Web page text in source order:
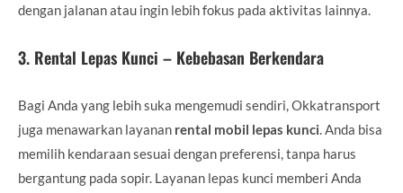
dengan jalanan atau ingin lebih fokus pada aktivitas lainnya.
3. Rental Lepas Kunci – Kebebasan Berkendara
Bagi Anda yang lebih suka mengemudi sendiri, Okkatransport
juga menawarkan layanan rental mobil lepas kunci. Anda bisa
memilih kendaraan sesuai dengan preferensi, tanpa harus
bergantung pada sopir. Layanan lepas kunci memberi Anda